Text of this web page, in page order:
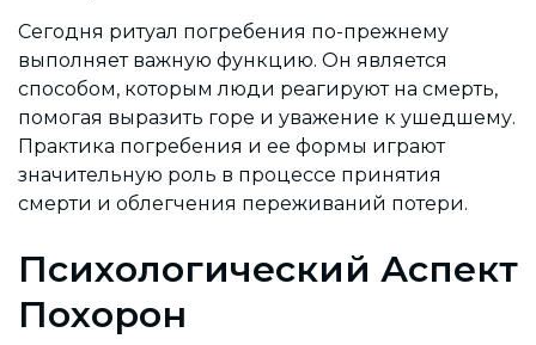
Сегодня ритуал погребения по-прежнему
выполняет важную функцию. Он является
способом, которым люди реагируют на смерть,
помогая выразить горе и уважение к ушедшему.
Практика погребения и ее формы играют
значительную роль в процессе принятия
смерти и облегчения переживаний потери.
Психологический Аспект
Похорон